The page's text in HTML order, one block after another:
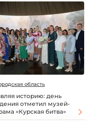
область
историю: день
отметил музей-
«Курская битва»